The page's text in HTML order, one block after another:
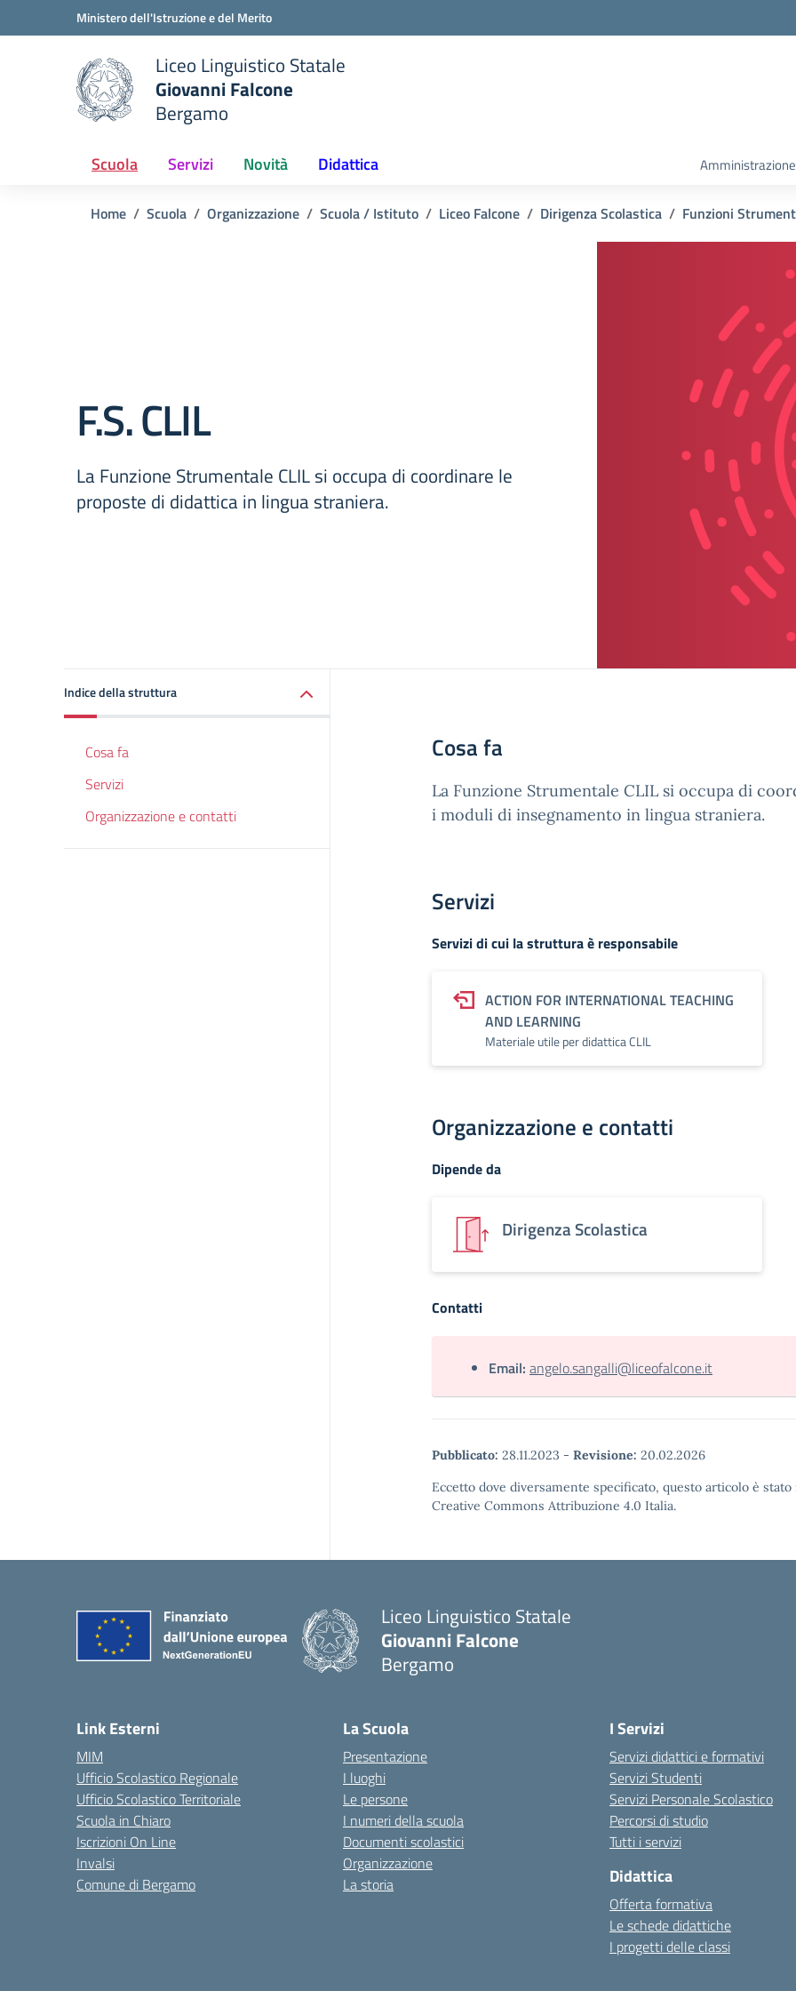
Vai ai contenuti
Vai al menu di navigazioneMinistero dell'Istruzione e del Merito
scuola
Liceo Linguistico Statale
Giovanni Falcone
Bergamo
Scuola Servizi Novità Didattica
Home Scuola Organizzazione Scuola / Istituto Liceo Falcone Dirigenza Scolastica Funzioni
F.S. CLIL
La Funzione Strumentale CLIL si occupa di coordinare le
proposte di didattica in lingua straniera.
Indice della struttura
Cosa fa
Servizi
Organizzazione e contatti
Cosa fa
La Funzione Strumentale CLIL si occupa di
i moduli di insegnamento in lingua straniera.
Servizi
Servizi di cui la struttura è responsabile
ACTION FOR INTERNATIONAL TEACHING
AND LEARNING
Materiale utile per didattica CLIL
Organizzazione e contatti
Dipende da
Dirigenza Scolastica
Contatti
Email: angelo.sangalli@liceofalcone.it
Pubblicato: 28.11.2023 - Revisione: 20.02.2026
Eccetto dove diversamente specificato, questo articolo è
Creative Commons Attribuzione 4.0 Italia.
Liceo Linguistico Statale
Giovanni Falcone
Bergamo
Link Esterni
MIM
Ufficio Scolastico Regionale
Ufficio Scolastico Territoriale
Scuola in Chiaro
Iscrizioni On Line
Invalsi
Comune di Bergamo
La Scuola
Presentazione
I luoghi
Le persone
I numeri della scuola
Documenti scolastici
Organizzazione
La storia
I Servizi
Servizi didattici e formativi
Servizi Studenti
Servizi Personale Scolastico
Percorsi di studio
Tutti i servizi
Didattica
Offerta formativa
Le schede didattiche
I progetti delle classi